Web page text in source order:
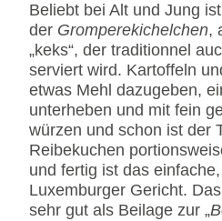
Beliebt bei Alt und Jung
der Gromperekichelchen,
„keks“, der traditionnel
serviert wird. Kartoffeln
etwas Mehl dazugeben,
unterheben und mit fein
würzen und schon ist der
Reibekuchen
und fertig ist das
Luxemburger Gericht.
sehr gut als Beilage zur „